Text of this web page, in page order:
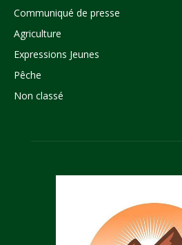
Communiqué de presse
Agriculture
Expressions Jeunes
Pêche
Non classé